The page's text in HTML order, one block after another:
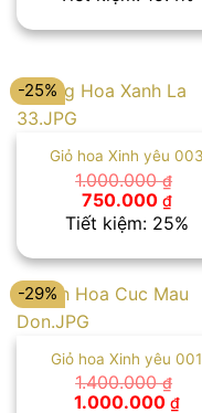
-25%
Giỏ hoa Xinh yêu 003
1.000.000₫
Giá
gốc
là:
750.000 ₫Giá
hiện
tại
Tiết kiệm: 25%
-29%
Giỏ hoa Xinh yêu 001
1.400.000₫
Giá
1.000.000 ₫Giá